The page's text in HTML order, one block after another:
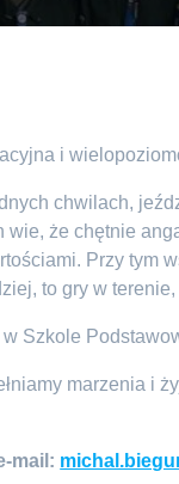
i
chwilach,
że chętnie
Przy tym
to gry w
Szkole
marzenia i
mail: